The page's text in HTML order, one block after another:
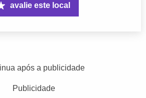
avalie este local
após a publicidade
Publicidade